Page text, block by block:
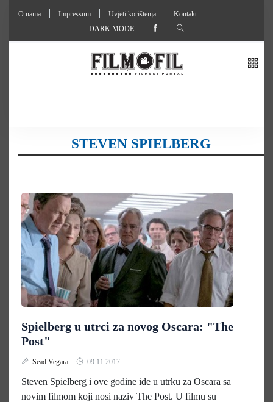
O nama Impressum Uvjeti korištenja
Kontakt
DARK MODE
STEVEN SPIELBERG
Spielberg u utrci za novog Oscara: "The
Post"
Sead Vegara 09.11.2017.
Steven Spielberg i ove godine ide u utrku za Oscara sa
novim filmom koji nosi naziv The Post. U filmu su